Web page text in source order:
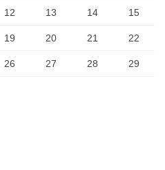
12 13 14 15
19 20 21 22
26 27 28 29